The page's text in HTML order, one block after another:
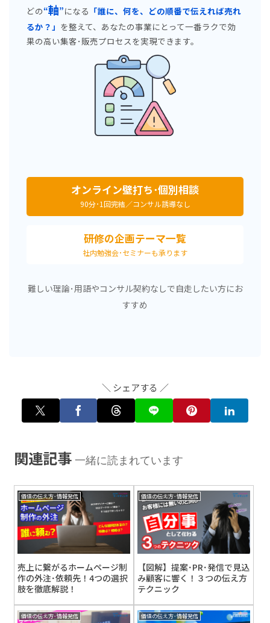
どの“軸”になる 「誰に、何を、どの順番で伝えれば売れ
るか？」 を整えて、あなたの事業にとって一番ラクで効
果の高い集客･販売プロセスを実現できます。
オンライン壁打ち･個別相談
90分･1回完結／コンサル誘導なし
研修の企画テーマ一覧
社内勉強会･セミナーも承ります
難しい理論･用語やコンサル契約なしで自走したい方にお
すすめ
＼ シェアする ／
関連記事 一緒に読まれています
価値の伝え方･情報発信
売上に繋がるホームページ制
作の外注･依頼先！4つの選択
肢を徹底解説！
価値の伝え方･情報発信
【図解】提案･PR･発信で見込
み顧客に響く！３つの伝え方
テクニック
価値の伝え方･情報発信 価値の伝え方･情報発信